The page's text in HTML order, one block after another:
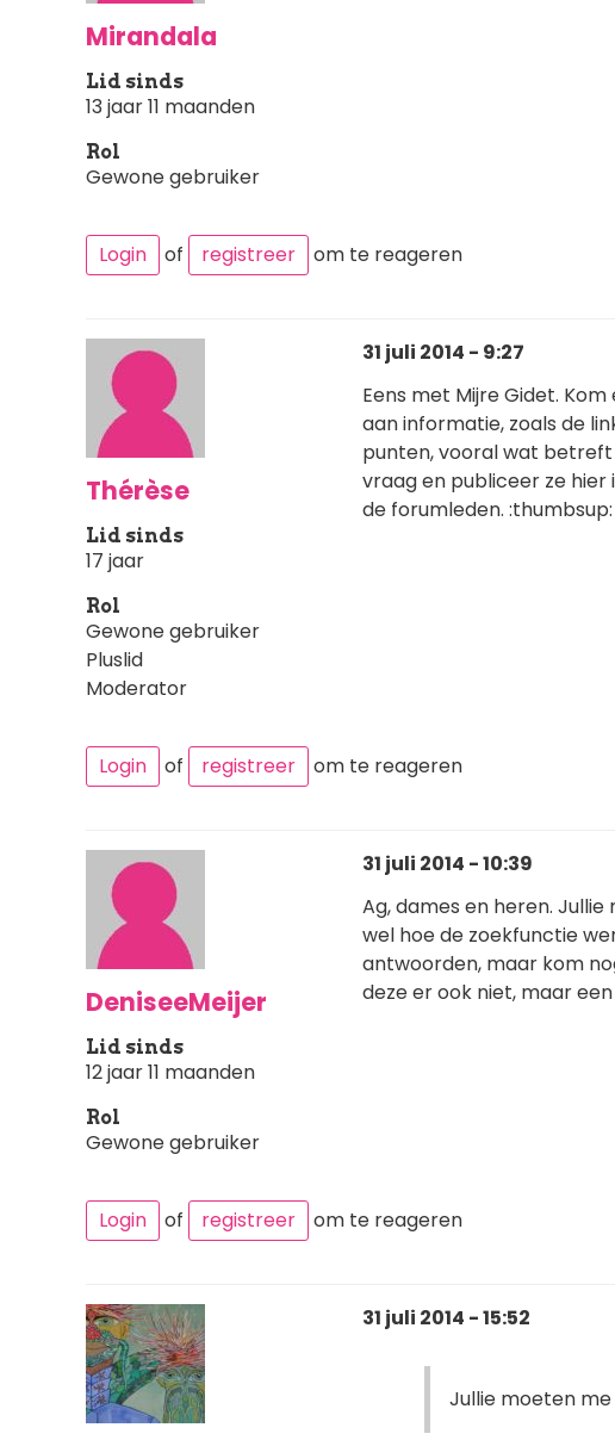
Mirandala
Lid sinds
13 jaar 11 maanden
Rol
Gewone gebruiker
Login of registreer om te reageren
Thérèse
Lid sinds
17 jaar
Rol
Gewone gebruiker
Pluslid
Moderator
31 juli 2014 - 9:27
Eens met Mijre Gidet.
aan informatie, zoals de
punten, vooral wat
vraag en publiceer ze hier
de forumleden. :thumbsup:
Login of registreer om te reageren
DeniseeMeijer
Lid sinds
12 jaar 11 maanden
Rol
Gewone gebruiker
31 juli 2014 - 10:39
Ag, dames en heren.
wel hoe de zoekfunctie
antwoorden, maar kom
deze er ook niet, maar
Login of registreer om te reageren
31 juli 2014 - 15:52
Jullie moeten